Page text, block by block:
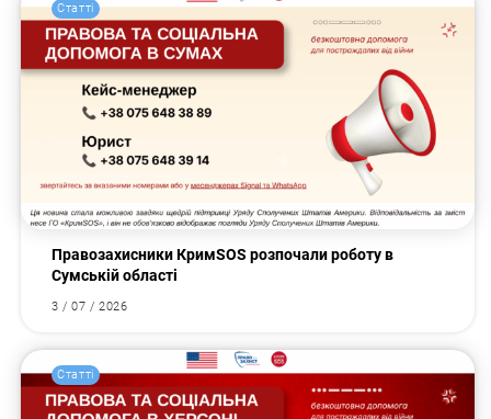
Статті
Правозахисники КримSOS розпочали роботу в
Сумській області
3 / 07 / 2026
Статті